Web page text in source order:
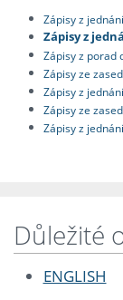
Zápisy z
Zápisy z
Zápisy z porad
Zápisy ze
Zápisy z
Zápisy ze
Zápisy z
Důležité
ENGLISH